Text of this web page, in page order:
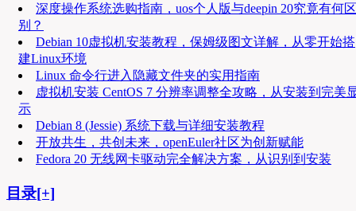
深度操作系统选购指南，uos个人版与deepin 20究竟有何区
别？
Debian 10虚拟机安装教程，保姆级图文详解，从零开始搭
建Linux环境
Linux 命令行进入隐藏文件夹的实用指南
虚拟机安装 CentOS 7 分辨率调整全攻略，从安装到完美
示
Debian 8 (Jessie) 系统下载与详细安装教程
开放共生，共创未来，openEuler社区为创新赋能
Fedora 20 无线网卡驱动完全解决方案，从识别到安装
目录[+]